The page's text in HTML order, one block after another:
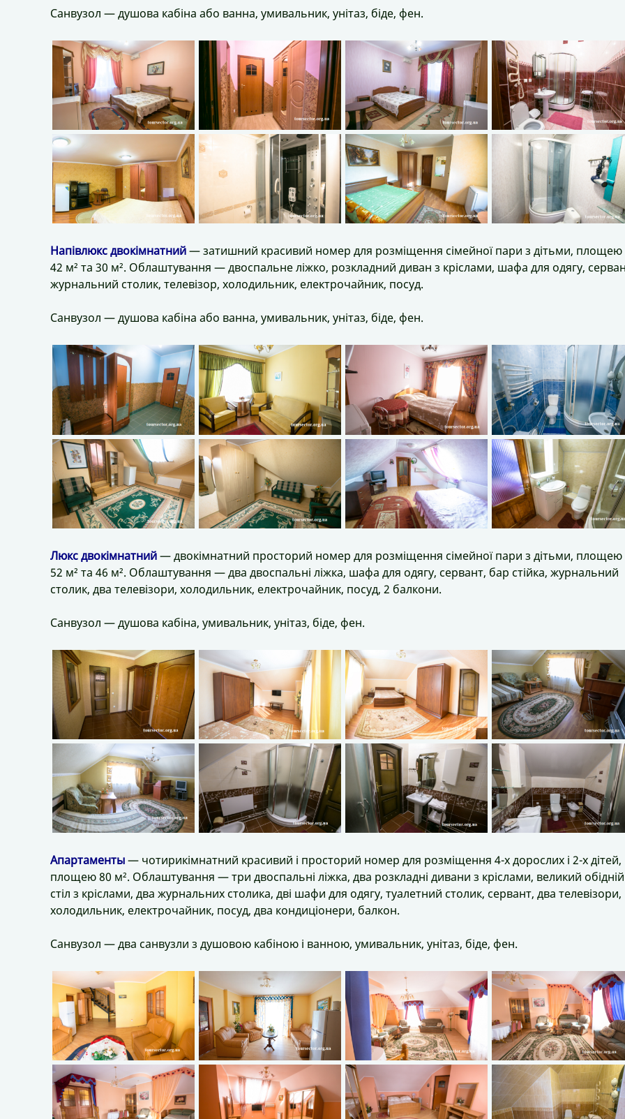
Санвузол — душова кабіна або ванна, умивальник, унітаз, біде, фен.
Напівлюкс двокімнатний— затишний красивий номер для розміщення сімейної пари з дітьми, площею
42 м² та 30 м². Облаштування — двоспальне ліжко, розкладний диван з кріслами, шафа для одягу,
журнальний столик, телевізор, холодильник, електрочайник, посуд.
Санвузол — душова кабіна або ванна, умивальник, унітаз, біде, фен.
Люкс двокімнатний— двокімнатний просторий номер для розміщення сімейної пари з дітьми, площею
52 м² та 46 м². Облаштування — два двоспальні ліжка, шафа для одягу, сервант, бар стійка, журнальний
столик, два телевізори, холодильник, електрочайник, посуд, 2 балкони.
Санвузол — душова кабіна, умивальник, унітаз, біде, фен.
Апартаменты— чотирикімнатний красивий і просторий номер для розміщення 4-х дорослих і 2-х дітей,
площею 80 м². Облаштування — три двоспальні ліжка, два розкладні дивани з кріслами, великий обідній
стіл з кріслами, два журнальних столика, дві шафи для одягу, туалетний столик, сервант, два телевізори,
холодильник, електрочайник, посуд, два кондиціонери, балкон.
Санвузол — два санвузли з душовою кабіною і ванною, умивальник, унітаз, біде, фен.